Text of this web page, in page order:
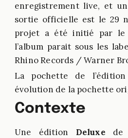
enregistrement live, et
sortie officielle est le 29
projet a été initié par
l’album parait sous les
Rhino Records / Warner
La pochette de
évolution de la pochette
Contexte
Une édition Deluxe de